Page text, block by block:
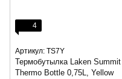
4
Артикул: TS7Y
Термобутылка Laken Summit
Thermo Bottle 0,75L, Yellow